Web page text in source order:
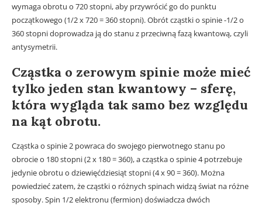
wymaga obrotu o 720 stopni, aby przywrócić go do punktu
początkowego (1/2 x 720 = 360 stopni). Obrót cząstki o spinie -1/2 o
360 stopni doprowadza ją do stanu z przeciwną fazą kwantową, czyli
antysymetrii.
Cząstka o zerowym spinie może mieć
tylko jeden stan kwantowy – sferę,
która wygląda tak samo bez względu
na kąt obrotu.
Cząstka o spinie 2 powraca do swojego pierwotnego stanu po
obrocie o 180 stopni (2 x 180 = 360), a cząstka o spinie 4 potrzebuje
jedynie obrotu o dziewięćdziesiąt stopni (4 x 90 = 360). Można
powiedzieć zatem, że cząstki o różnych spinach widzą świat na różne
sposoby. Spin 1/2 elektronu (fermion) doświadcza dwóch